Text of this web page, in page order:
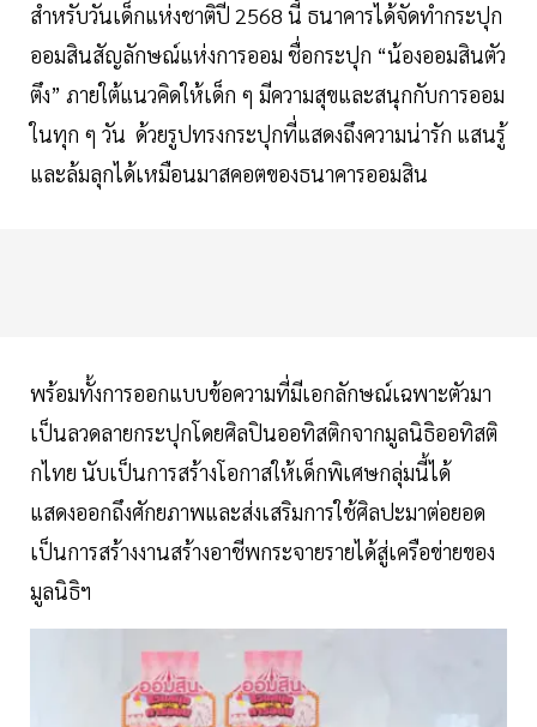
สำหรับวันเด็กแห่งชาติปี 2568 นี้ ธนาคารได้จัดทำกระปุก
ออมสินสัญลักษณ์แห่งการออม ชื่อกระปุก “น้องออมสินตัว
ตึง” ภายใต้แนวคิดให้เด็ก ๆ มีความสุขและสนุกกับการออม
ในทุก ๆ วัน ด้วยรูปทรงกระปุกที่แสดงถึงความน่ารัก แสนรู้
และล้มลุกได้เหมือนมาสคอตของธนาคารออมสิน
พร้อมทั้งการออกแบบข้อความที่มีเอกลักษณ์เฉพาะตัวมา
เป็นลวดลายกระปุกโดยศิลปินออทิสติกจากมูลนิธิออทิสติ
กไทย นับเป็นการสร้างโอกาสให้เด็กพิเศษกลุ่มนี้ได้
แสดงออกถึงศักยภาพและส่งเสริมการใช้ศิลปะมาต่อยอด
เป็นการสร้างงานสร้างอาชีพกระจายรายได้สู่เครือข่ายของ
มูลนิธิฯ